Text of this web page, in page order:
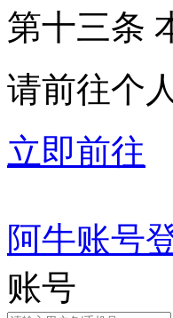
第十三条
请前往个
立即前往
阿牛账号
账号